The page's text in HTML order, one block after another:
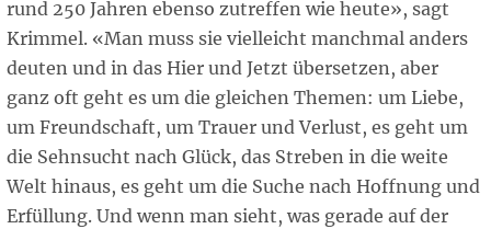
rund 250 Jahren ebenso zutreffen wie heute», sagt
Krimmel. «Man muss sie vielleicht manchmal anders
deuten und in das Hier und Jetzt übersetzen, aber
ganz oft geht es um die gleichen Themen: um Liebe,
um Freundschaft, um Trauer und Verlust, es geht um
die Sehnsucht nach Glück, das Streben in die weite
Welt hinaus, es geht um die Suche nach Hoffnung und
Erfüllung. Und wenn man sieht, was gerade auf der